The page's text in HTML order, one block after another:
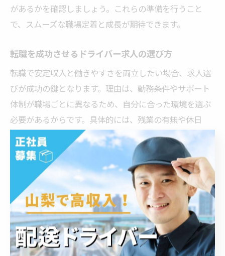
があるかを確認しましょう。これらの準備を行うこと
で、スムーズな職場定着と成長が期待できます。
転職を成功させるドライバー求人の選び方
転職で安定収入と働きやすさを両立したい場合、求人選
びが成功の鍵となります。理由は、勤務条件やサポート
体制が職場ごとに異なるため、自分に合った環境を選ぶ
必要があるからです。具体的には、残業の有無や休日
数、福利厚生、未経験者への研修制度の有無をチェック
しましょう。秋田県や山梨県韮崎市の求人情報を比較
し、実際に働く人の声や現場の雰囲気も参考にすること
で、後悔のない選択が可能です。
研修制度充実のドライバー求人が人気の理由
研修制度が充実したドライバー求人が人気を集めるの
は、安心して新しい職場に馴染めるからです。理由は、